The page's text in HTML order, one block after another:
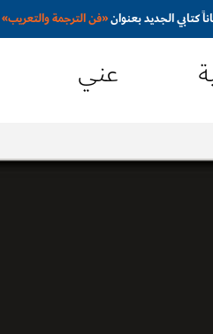
كتابي الجديد بعنوان«فن الترجمة والتعريب»
عني